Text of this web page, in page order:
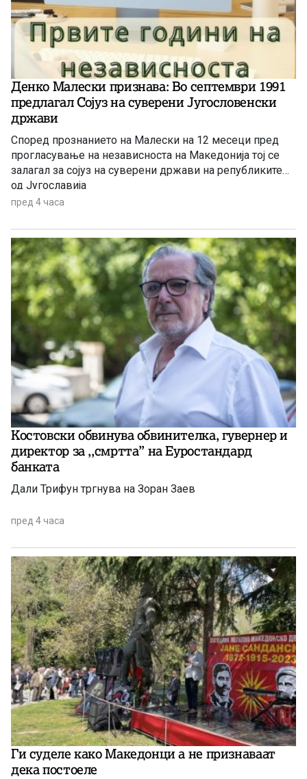
Денко Малески признава: Во септември 1991
предлагал Сојуз на суверени Југословенски
држави
Според прознанието на Малески на 12 месеци пред
прогласување на независноста на Македонија тој се
залагал за сојуз на суверени држави на републиките
од Југославија
пред 4 часа
Костовски обвинува обвинителка, гувернер и
директор за ,,смртта” на Еуростандард
банката
Дали Трифун тргнува на Зоран Заев
пред 4 часа
Ги суделе како Македонци а не признаваат
дека постоеле